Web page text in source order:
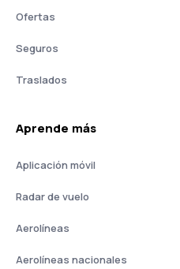
Ofertas
Seguros
Traslados
Aprende más
Aplicación móvil
Radar de vuelo
Aerolíneas
Aerolíneas nacionales